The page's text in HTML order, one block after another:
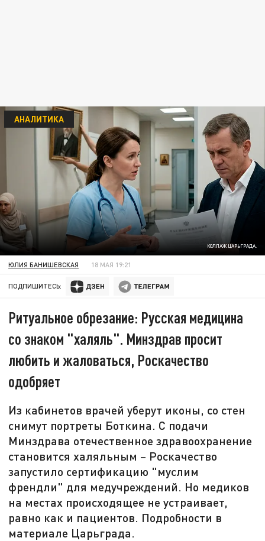
КОЛЛАЖ ЦАРЬГРАДА.
АНАЛИТИКА
ЮЛИЯ БАНИШЕВСКАЯ 18 МАЯ 19:21
ПОДПИШИТЕСЬ:
Ритуальное обрезание: Русская медицина
со знаком "халяль". Минздрав просит
любить и жаловаться, Роскачество
одобряет
Из кабинетов врачей уберут иконы, со стен
снимут портреты Боткина. С подачи
Минздрава отечественное здравоохранение
становится халяльным – Роскачество
запустило сертификацию "муслим
френдли" для медучреждений. Но медиков
на местах происходящее не устраивает,
равно как и пациентов. Подробности в
материале Царьграда.